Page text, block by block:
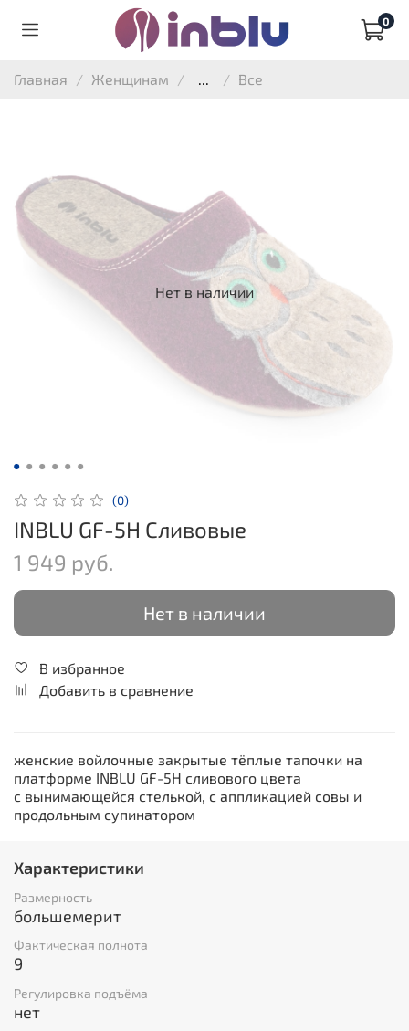
0
Главная Женщинам ... Все
Нет в наличии
(0)
INBLU GF-5H Сливовые
1 949 руб.
Нет в наличии
В избранное
Добавить в сравнение
женские войлочные закрытые тёплые тапочки на
платформе INBLU GF-5H сливового цвета
с вынимающейся стелькой, с аппликацией совы и
продольным супинатором
Характеристики
Размерность
большемерит
Фактическая полнота
9
Регулировка подъёма
нет